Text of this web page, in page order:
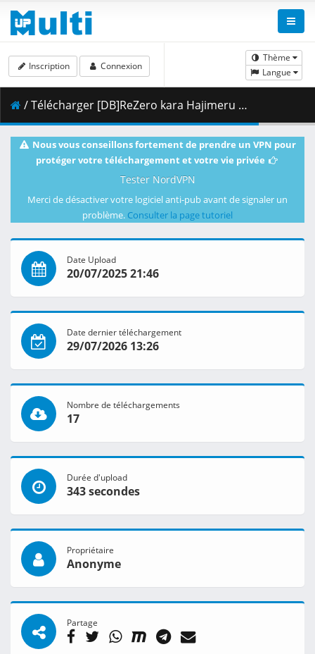
Thème
Langue
Inscription Connexion
/ Télécharger [DB]ReZero kara Hajimeru Isekai Seikatsu 3rd Season_-_11_(Dual Audio_10bit_BD1080p_x265).mkv.002 ( 320.33 MB )
Nous vous conseillons fortement de prendre un VPN pour
protéger votre téléchargement et votre vie privée
Tester NordVPN
Merci de désactiver votre logiciel anti-pub avant de signaler un
problème. Consulter la page tutoriel
Date Upload
20/07/2025 21:46
Date dernier téléchargement
29/07/2026 13:26
Nombre de téléchargements
17
Durée d'upload
343 secondes
Propriétaire
Anonyme
Partage